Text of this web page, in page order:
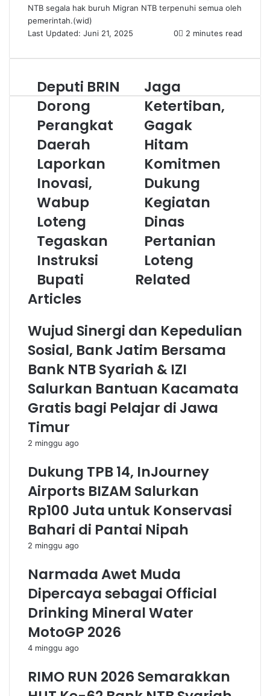
NTB segala hak buruh Migran NTB terpenuhi semua oleh
pemerintah.(wid)
Last Updated: Juni 21, 2025
0 2 minutes read
Deputi BRIN
Dorong
Perangkat
Daerah
Laporkan
Inovasi,
Wabup
Loteng
Tegaskan
Instruksi
Bupati
Jaga
Ketertiban,
Gagak
Hitam
Komitmen
Dukung
Kegiatan
Dinas
Pertanian
Loteng
Related
Articles
Wujud Sinergi dan Kepedulian
Sosial, Bank Jatim Bersama
Bank NTB Syariah & IZI
Salurkan Bantuan Kacamata
Gratis bagi Pelajar di Jawa
Timur
2 minggu ago
Dukung TPB 14, InJourney
Airports BIZAM Salurkan
Rp100 Juta untuk Konservasi
Bahari di Pantai Nipah
2 minggu ago
Narmada Awet Muda
Dipercaya sebagai Official
Drinking Mineral Water
MotoGP 2026
4 minggu ago
RIMO RUN 2026 Semarakkan